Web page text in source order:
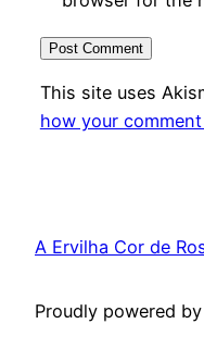
This site uses
how your
A Ervilha Cor de
Proudly powered by